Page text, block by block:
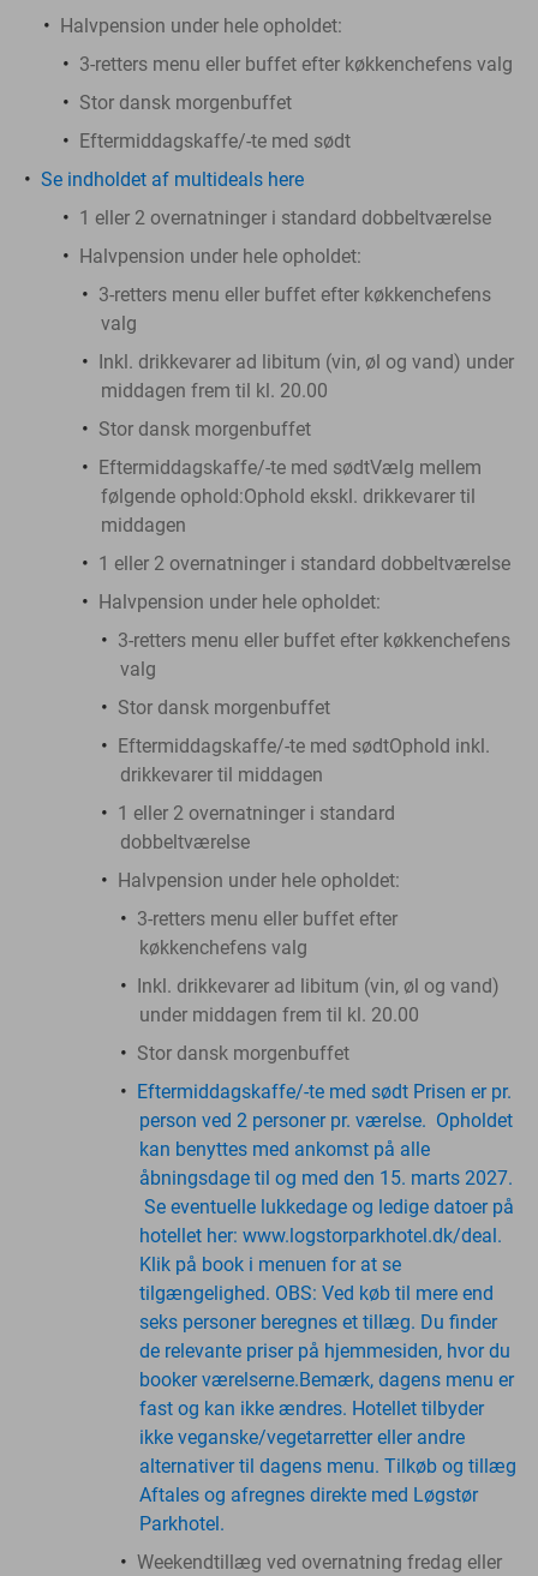
Halvpension under hele opholdet:
3-retters menu eller buffet efter køkkenchefens valg
Stor dansk morgenbuffet
Eftermiddagskaffe/-te med sødt
Se indholdet af multideals here
1 eller 2 overnatninger i standard dobbeltværelse
Halvpension under hele opholdet:
3-retters menu eller buffet efter køkkenchefens
valg
Inkl. drikkevarer ad libitum (vin, øl og vand) under
middagen frem til kl. 20.00
Stor dansk morgenbuffet
Eftermiddagskaffe/-te med sødtVælg mellem
følgende ophold:Ophold ekskl. drikkevarer til
middagen
1 eller 2 overnatninger i standard dobbeltværelse
Halvpension under hele opholdet:
3-retters menu eller buffet efter køkkenchefens
valg
Stor dansk morgenbuffet
Eftermiddagskaffe/-te med sødtOphold inkl.
drikkevarer til middagen
1 eller 2 overnatninger i standard
dobbeltværelse
Halvpension under hele opholdet:
3-retters menu eller buffet efter
køkkenchefens valg
Inkl. drikkevarer ad libitum (vin, øl og vand)
under middagen frem til kl. 20.00
Stor dansk morgenbuffet
Eftermiddagskaffe/-te med sødt Prisen er pr.
person ved 2 personer pr. værelse. Opholdet
kan benyttes med ankomst på alle
åbningsdage til og med den 15. marts 2027.
Se eventuelle lukkedage og ledige datoer på
hotellet her: www.logstorparkhotel.dk/deal.
Klik på book i menuen for at se
tilgængelighed. OBS: Ved køb til mere end
seks personer beregnes et tillæg. Du finder
de relevante priser på hjemmesiden, hvor du
booker værelserne.Bemærk, dagens menu er
fast og kan ikke ændres. Hotellet tilbyder
ikke veganske/vegetarretter eller andre
alternativer til dagens menu. Tilkøb og tillæg
Aftales og afregnes direkte med Løgstør
Parkhotel.
Weekendtillæg ved overnatning fredag eller